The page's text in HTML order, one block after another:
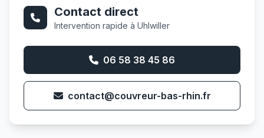
Contact direct
Intervention rapide à Uhlwiller
06 58 38 45 86
contact@couvreur-bas-rhin.fr